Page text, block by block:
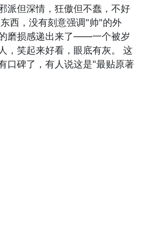
派但深情，狂傲但不蠢，不好
西，没有刻意强调"帅"的外
磨损感递出来了——一个被岁
，笑起来好看，眼底有灰。 这
口碑了，有人说这是"最贴原著